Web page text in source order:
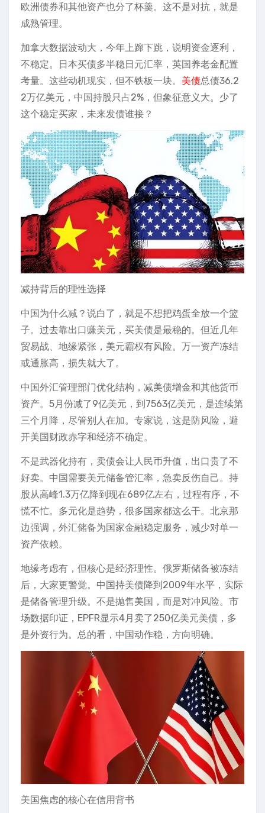
欧洲债券和其他资产也分了杯羹。这不是对抗，就是
成熟管理。
加拿大数据波动大，今年上蹿下跳，说明资金逐利，
不稳定。日本买债多半稳日元汇率，英国养老金配置
考量。这些动机现实，但不铁板一块。 美债总债36.2
2万亿美元，中国持股只占2%，但象征意义大。少了
这个稳定买家，未来发债谁接？
减持背后的理性选择
中国为什么减？说白了，就是不想把鸡蛋全放一个篮
子。过去靠出口赚美元，买美债是最稳的。但近几年
贸易战、地缘紧张，美元霸权有风险。万一资产冻结
或通胀高，损失就大了。
中国外汇管理部门优化结构，减美债增金和其他货币
资产。5月份减了9亿美元，到7563亿美元，是连续第
三个月降，尽管别人在加。专家说，这是防风险，避
开美国财政赤字和经济不确定。
不是武器化持有，卖债会让人民币升值，出口贵了不
好卖。中国需要美元储备管汇率，急卖反伤自己。持
股从高峰1.3万亿降到现在689亿左右，过程有序，不
慌不忙。多元化是趋势，很多国家都这么干。北京那
边强调，外汇储备为国家金融稳定服务，减少对单一
资产依赖。
地缘考虑有，但核心是经济理性。俄罗斯储备被冻结
后，大家更警觉。中国持美债降到2009年水平，实际
是储备管理升级。不是抛售美国，而是对冲风险。市
场数据印证，EPFR显示4月卖了250亿美元美债，多
是外资行为。总的看，中国动作稳，方向明确。
美国焦虑的核心在信用背书